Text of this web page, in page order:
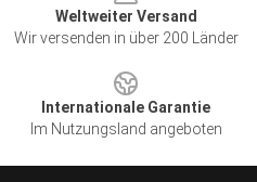
Weltweiter Versand
Wir versenden in über 200 Länder
Internationale Garantie
Im Nutzungsland angeboten